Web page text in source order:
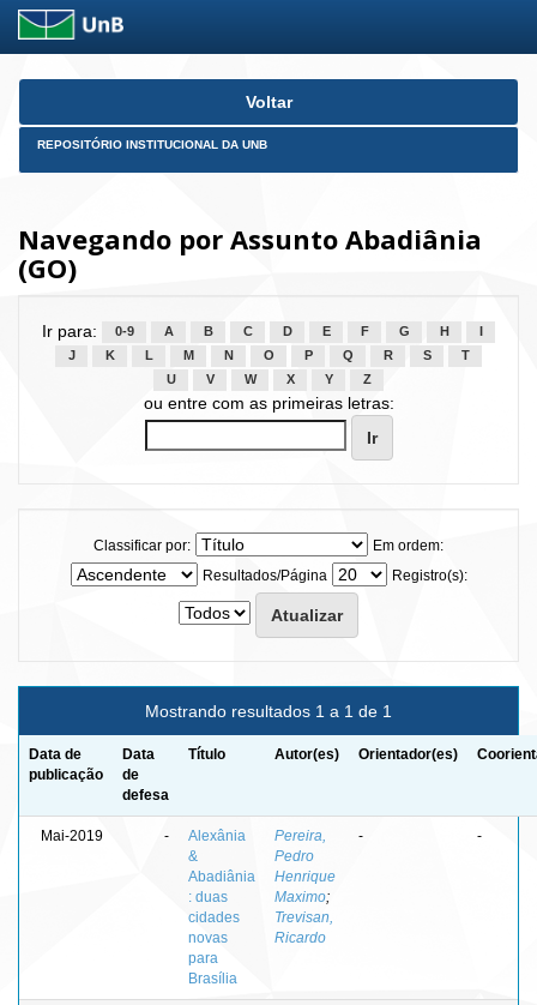
Skip
Voltar
REPOSITÓRIO INSTITUCIONAL DA UNB
Navegando por Assunto Abadiânia
(GO)
Ir para: 0-9 A B C D E F G H
J
K L M N O P Q R S
T
U
V W X Y Z
ou entre com as primeiras letras:
Classificar por:
Em ordem:
Resultados/Página
Registro(s):
Mostrando resultados 1 a 1 de 1
Data de
publicação
Data
de
defesa
Título Autor(es) Orientador(es)
Mai-2019 -
Alexânia
&
Abadiânia
: duas
cidades
novas
para
Brasília
Pereira,
Pedro
Henrique
Maximo;
Trevisan,
Ricardo
- -